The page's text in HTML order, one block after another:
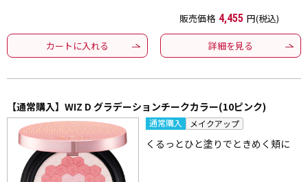
販売価格 4,455 円(税込)
カートに入れる 詳細を見る
【通常購入】WIZ D グラデーションチークカラー(10ピンク)
通常購入 メイクアップ
くるっとひと塗りでときめく頬に